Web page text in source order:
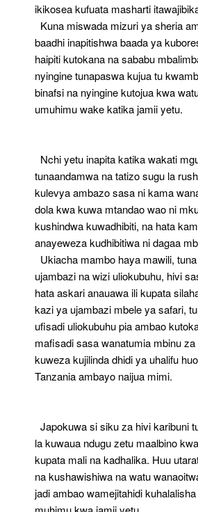
ikikosea kufuata masharti
Kuna miswada mizuri ya sheria
baadhi inapitishwa baada ya
haipiti kutokana na sababu
nyingine tunapaswa kujua tu
binafsi na nyingine kutojua kwa
umuhimu wake katika jamii yetu.
Nchi yetu inapita katika wakati
tunaandamwa na tatizo sugu la
kulevya ambazo sasa ni kama
dola kwa kuwa mtandao wao ni
kushindwa kuwadhibiti, na hata
anayeweza kudhibitiwa ni dagaa
Ukiacha mambo haya mawili,
ujambazi na wizi uliokubuhu, hivi
hata askari anauawa ili kupata
kazi ya ujambazi mbele ya safari,
ufisadi uliokubuhu pia ambao
mafisadi sasa wanatumia mbinu
kuweza kujilinda dhidi ya uhalifu
Tanzania ambayo naijua mimi.
Japokuwa si siku za hivi karibuni
la kuwaua ndugu zetu maalbino
kupata mali na kadhalika. Huu
na kushawishiwa na watu
jadi ambao wamejitahidi